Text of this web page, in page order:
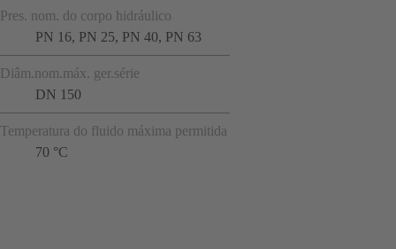
Pres. nom. do corpo hidráulico
PN 16, PN 25, PN 40, PN 63
Diâm.nom.máx. ger.série
DN 150
Temperatura do fluido máxima permitida
70 °C